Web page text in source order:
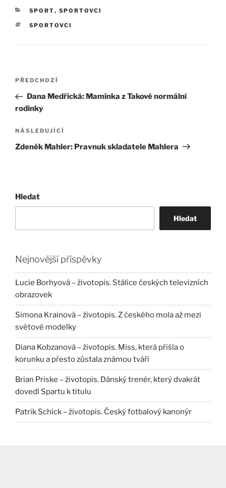
RUBRIKY
SPORT, SPORTOVCI
ŠTÍTKY
SPORTOVCI
Navigace
příspěvek
Předchozí
příspěvek
PŘEDCHOZÍ
Dana Medřická: Maminka z Takové normální
rodinky
Následující
příspěvek
NÁSLEDUJÍCÍ
Zdeněk Mahler: Pravnuk skladatele Mahlera
Hledat
Hledat
Nejnovější příspěvky
Lucie Borhyová – životopis. Stálice českých televizních
obrazovek
Simona Krainová – životopis. Z českého mola až mezi
světové modelky
Diana Kobzanová – životopis. Miss, která přišla o
korunku a přesto zůstala známou tváří
Brian Priske – životopis. Dánský trenér, který dvakrát
dovedl Spartu k titulu
Patrik Schick – životopis. Český fotbalový kanonýr